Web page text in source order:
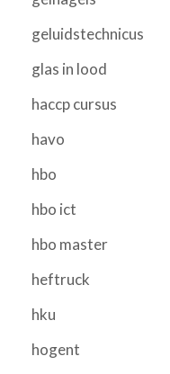
geluidstechnicus
glas in lood
haccp cursus
havo
hbo
hbo ict
hbo master
heftruck
hku
hogent